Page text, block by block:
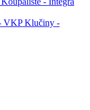
VKP Klučiny -